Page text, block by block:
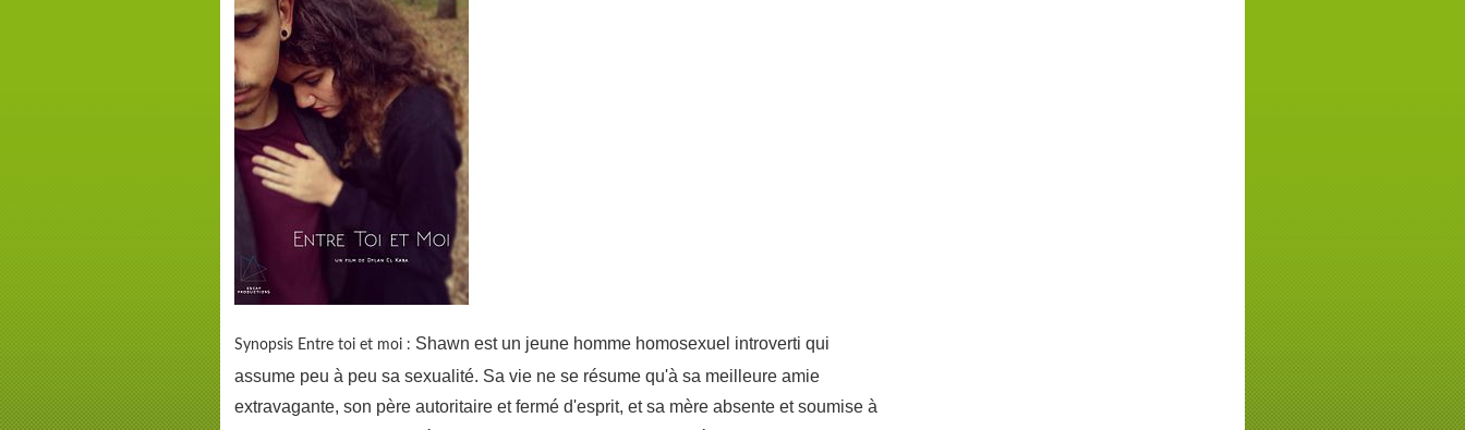
Synopsis Entre toi et moi : Shawn est un jeune homme homosexuel introverti qui
assume peu à peu sa sexualité. Sa vie ne se résume qu'à sa meilleure amie
extravagante, son père autoritaire et fermé d'esprit, et sa mère absente et soumise à